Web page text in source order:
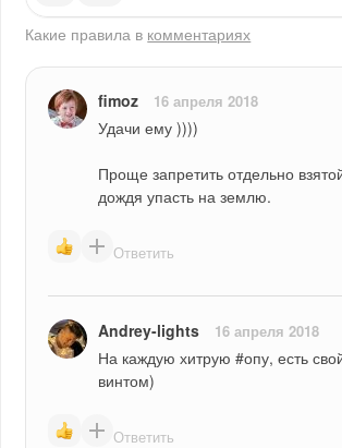
Какие правила в комментариях
fimoz 16 апреля 2018
Удачи ему ))))
Проще запретить отдельно
дождя упасть на землю.
Ответить
Andrey-lights 16 апреля 2018
На каждую хитрую #опу, есть
винтом)
Ответить